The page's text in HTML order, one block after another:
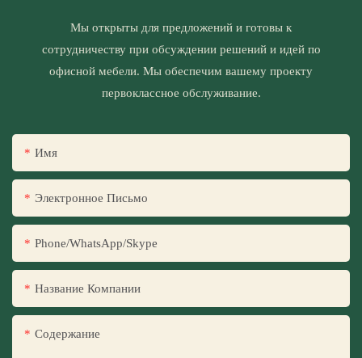
Мы открыты для предложений и готовы к
сотрудничеству при обсуждении решений и идей по
офисной мебели. Мы обеспечим вашему проекту
первоклассное обслуживание.
Имя
Электронное Письмо
Phone/WhatsApp/Skype
Название Компании
Содержание